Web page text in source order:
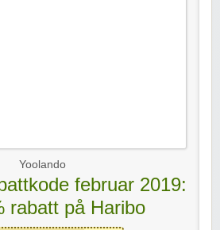
Yoolando
februar 2019:
rabatt på Haribo